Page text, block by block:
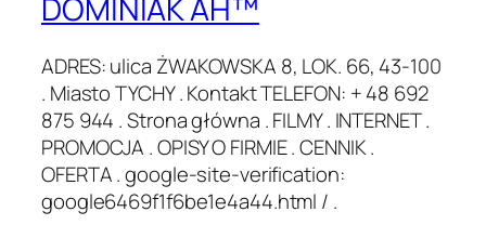
DOMINIAK AH™
ADRES: ulica ŻWAKOWSKA 8, LOK. 66, 43-100
. Miasto TYCHY . Kontakt TELEFON: + 48 692
875 944 . Strona główna . FILMY . INTERNET .
PROMOCJA . OPISY O FIRMIE . CENNIK .
OFERTA . google-site-verification:
google6469f1f6be1e4a44.html / .